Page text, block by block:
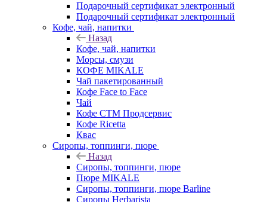
Подарочный сертификат электронный
Подарочный сертификат электронный
Кофе, чай, напитки
Назад
Кофе, чай, напитки
Морсы, смузи
КОФЕ MIKALE
Чай пакетированный
Кофе Face to Face
Чай
Кофе СТМ Продсервис
Кофе Ricetta
Квас
Сиропы, топпинги, пюре
Назад
Сиропы, топпинги, пюре
Пюре MIKALE
Сиропы, топпинги, пюре Barline
Сиропы Herbarista